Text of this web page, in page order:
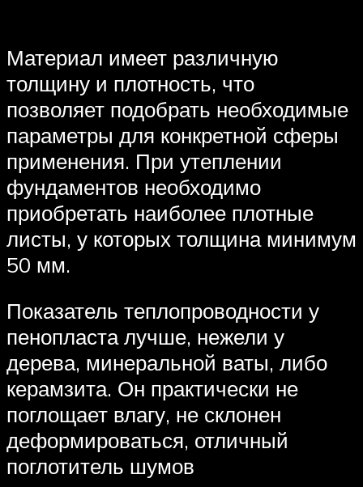
Материал имеет различную
толщину и плотность, что
позволяет подобрать необходимые
параметры для конкретной сферы
применения. При утеплении
фундаментов необходимо
приобретать наиболее плотные
листы, у которых толщина минимум
50 мм.
Показатель теплопроводности у
пенопласта лучше, нежели у
дерева, минеральной ваты, либо
керамзита. Он практически не
поглощает влагу, не склонен
деформироваться, отличный
поглотитель шумов